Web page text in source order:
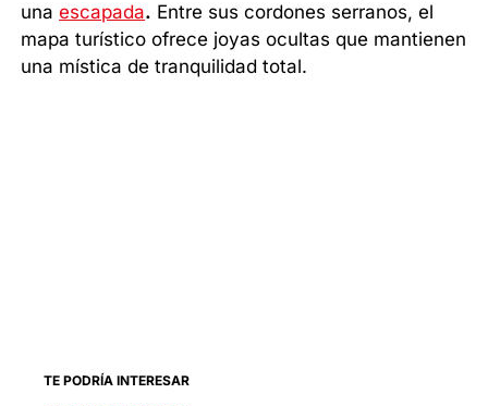
unaescapada. Entre sus cordones serranos, el
mapa turístico ofrece joyas ocultas que mantienen
una mística de tranquilidad total.
TE PODRÍA INTERESAR